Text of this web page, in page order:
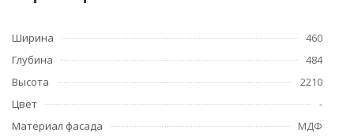
Ширина
460
Глубина
484
Высота
2210
Цвет
-
Материал фасада
МДФ